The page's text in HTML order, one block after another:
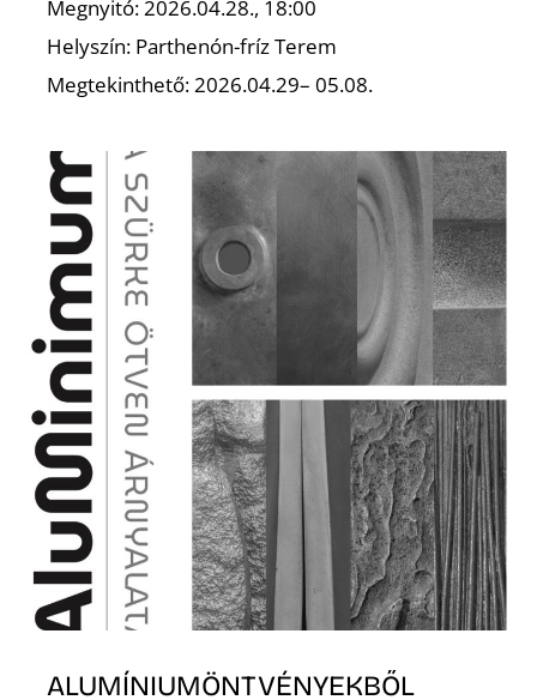
Megnyitó: 2026.04.28., 18:00
Helyszín: Parthenón-fríz Terem
Megtekinthető: 2026.04.29– 05.08.
ALUMÍNIUMÖNTVÉNYEKBŐL